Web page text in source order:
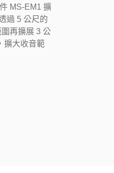
MS-EM1 擴
過 5 公尺的
再擴展 3 公
擴大收音範